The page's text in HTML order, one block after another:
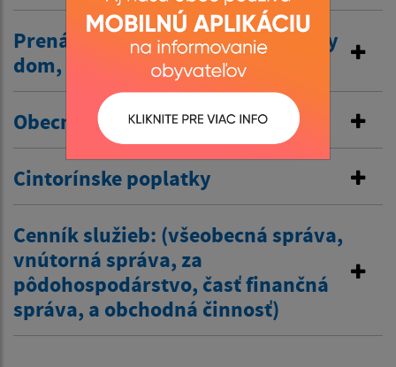
Prenájom nehnuteľností /kultúrny
dom, …/
Obecné nájomné byty
Cintorínske poplatky
Cenník služieb: (všeobecná správa,
vnútorná správa, za
pôdohospodárstvo, časť finančná
správa, a obchodná činnosť)